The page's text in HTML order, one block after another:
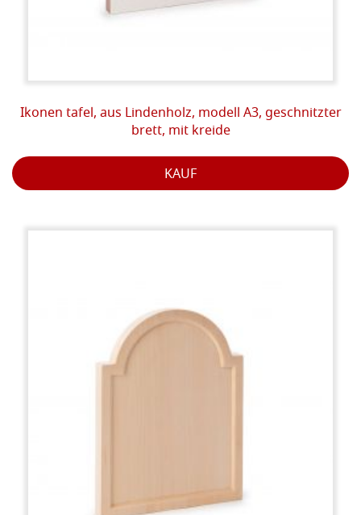
Ikonen tafel, aus Lindenholz, modell A3, geschnitzter
brett, mit kreide
KAUF